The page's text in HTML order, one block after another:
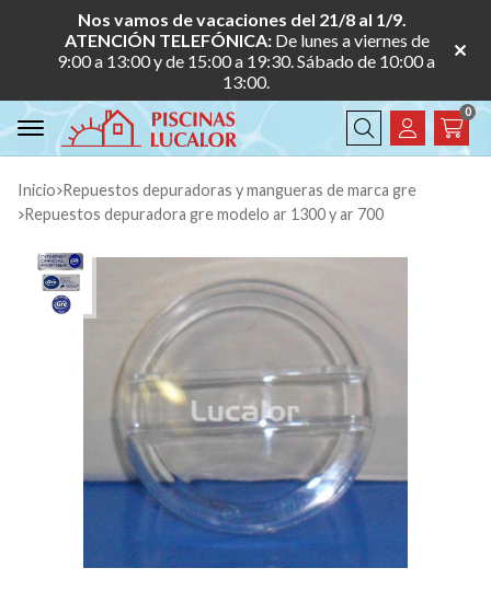
Nos vamos de vacaciones del 21/8 al 1/9.
ATENCIÓN TELEFÓNICA: De lunes a viernes de
9:00 a 13:00 y de 15:00 a 19:30. Sábado de 10:00 a
13:00.
Buscar
0
Inicio
repuestos depuradoras y mangueras de marca gre
repuestos depuradora gre modelo ar 1300 y ar 700